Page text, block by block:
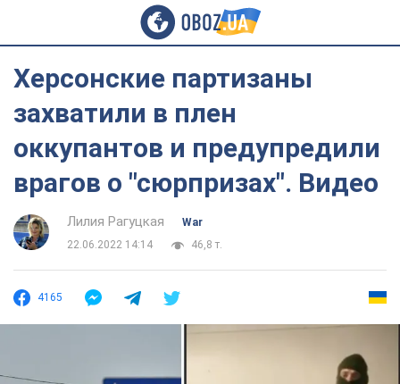
Херсонские партизаны
захватили в плен
оккупантов и предупредили
врагов о "сюрпризах". Видео
Лилия Рагуцкая
War
22.06.2022 14:14
46,8 т.
4165